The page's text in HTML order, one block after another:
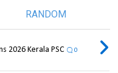
RANDOM
2026 Kerala PSC 0